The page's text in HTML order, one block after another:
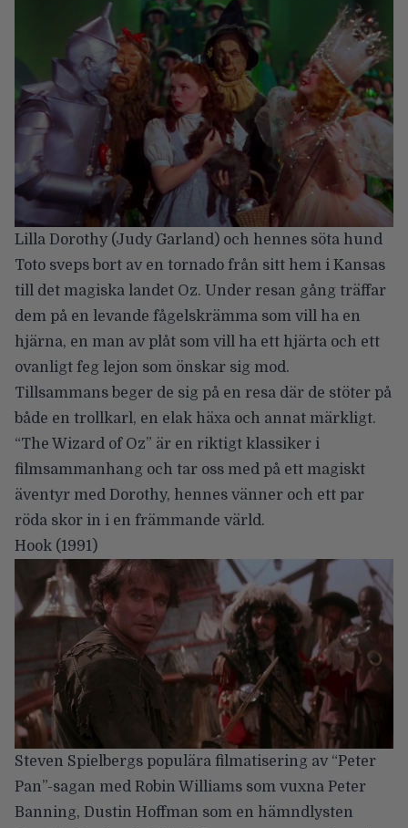
Lilla Dorothy (Judy Garland) och hennes söta hund
Toto sveps bort av en tornado från sitt hem i Kansas
till det magiska landet Oz. Under resan gång träffar
dem på en levande fågelskrämma som vill ha en
hjärna, en man av plåt som vill ha ett hjärta och ett
ovanligt feg lejon som önskar sig mod.
Tillsammans beger de sig på en resa där de stöter på
både en trollkarl, en elak häxa och annat märkligt.
“The Wizard of Oz” är en riktigt klassiker i
filmsammanhang och tar oss med på ett magiskt
äventyr med Dorothy, hennes vänner och ett par
röda skor in i en främmande värld.
Hook (1991)
Steven Spielbergs populära filmatisering av “Peter
Pan”-sagan med Robin Williams som vuxna Peter
Banning, Dustin Hoffman som en hämndlysten